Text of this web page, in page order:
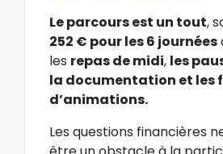
Le parcours est un tout,
252 € pour les 6 journées
les repas de midi, les
la documentation et les
d’animations.
Les questions financières